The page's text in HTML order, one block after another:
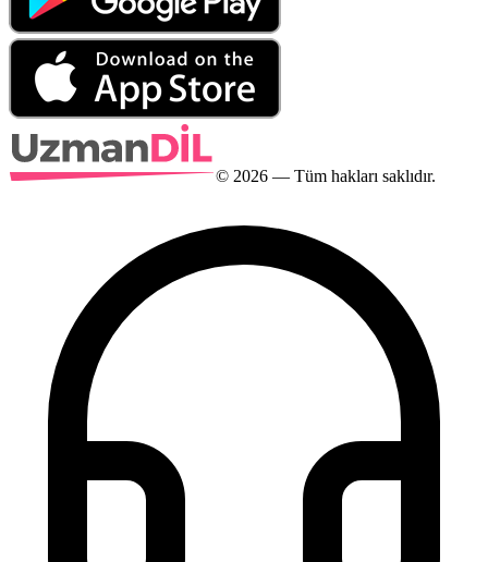
© 2026 — Tüm hakları saklıdır.